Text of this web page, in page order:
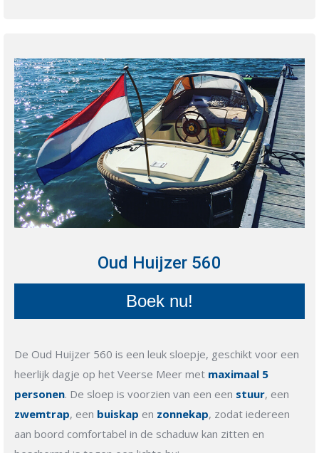
Oud Huijzer 560
Boek nu!
De Oud Huijzer 560 is een leuk sloepje, geschikt voor een
heerlijk dagje op het Veerse Meer met maximaal 5
personen. De sloep is voorzien van een een stuur, een
zwemtrap, een buiskap en zonnekap, zodat iedereen
aan boord comfortabel in de schaduw kan zitten en